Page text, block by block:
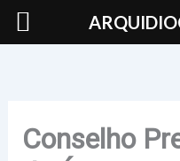
Skip
Conselho